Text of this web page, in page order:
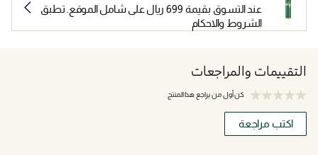
عند التسوق بقيمة 699 ريال على شامل الموقع. تطبق
الشروط والاحكام
التقييمات والمراجعات
كن أول من يراجع هذا المنتج
اكتب مراجعة